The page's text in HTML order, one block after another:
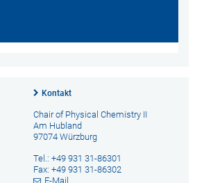
Kontakt
Chair of Physical Chemistry II
Am Hubland
97074 Würzburg
Tel.: +49 931 31-86301
Fax: +49 931 31-86302
E-Mail